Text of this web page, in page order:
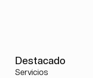
Destacado
Servicios